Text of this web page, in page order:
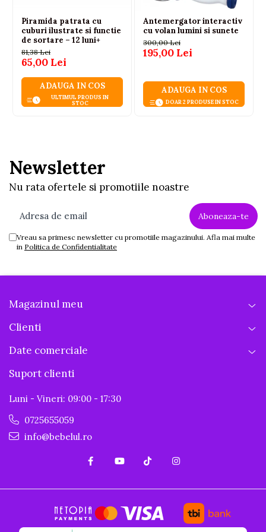
Piramida patrata cu
cuburi ilustrate si functie
de sortare – 12 luni+
81,38 Lei
65,00 Lei
ADAUGA IN COS
ULTIMUL PRODUS IN
STOC
Antemergator interactiv
cu volan lumini si sunete
300,00 Lei
195,00 Lei
ADAUGA IN COS
DOAR 2 PRODUSE IN STOC
Newsletter
Nu rata ofertele si promotiile noastre
Vreau sa primesc newsletter cu promotiile magazinului. Afla mai multe
in Politica de Confidentialitate
Magazinul meu
Clienti
Date comerciale
Suport clienti
Luni - Vineri: 09:00 - 17:30
0725655059
info@bebelul.ro